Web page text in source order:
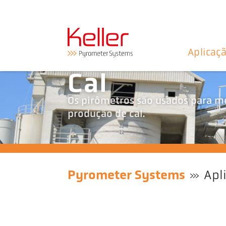
Cal
Os pirômetros são usados para
produção de cal.
Pyrometer Systems